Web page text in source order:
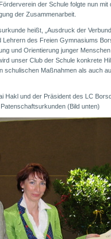
der Schule folgte nun mit
der Zusammenarbeit.
heißt, „Ausdruck der
des Freien Gymnasiums
und Orientierung junger
unser Club der Schule konkrete
schulischen Maßnahmen als auch
Hakl und der Präsident des LC
(Bild unten)